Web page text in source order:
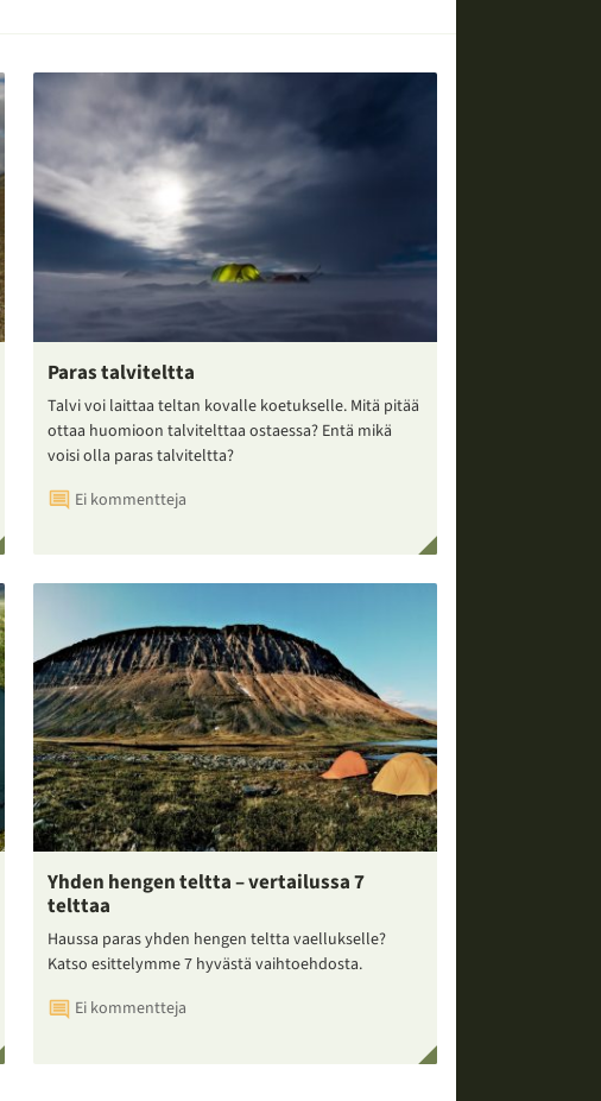
Paras talviteltta
Talvi voi laittaa teltan kovalle koetukselle. Mitä pitää
ottaa huomioon talvitelttaa ostaessa? Entä mikä
voisi olla paras talviteltta?
Ei kommentteja
Yhden hengen teltta – vertailussa 7
telttaa
Haussa paras yhden hengen teltta vaellukselle?
Katso esittelymme 7 hyvästä vaihtoehdosta.
Ei kommentteja